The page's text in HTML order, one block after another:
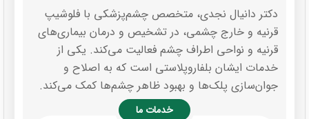
دکتر دانیال نجدی، متخصص چشم‌پزشکی با فلوشیپ
قرنیه و خارج چشمی، در تشخیص و درمان بیماری‌های
قرنیه و نواحی اطراف چشم فعالیت می‌کند. یکی از
خدمات ایشان بلفاروپلاستی است که به اصلاح و
جوان‌سازی پلک‌ها و بهبود ظاهر چشم‌ها کمک می‌کند.
خدمات ما